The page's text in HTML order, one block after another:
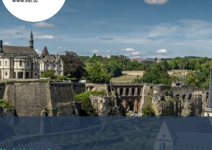
principale